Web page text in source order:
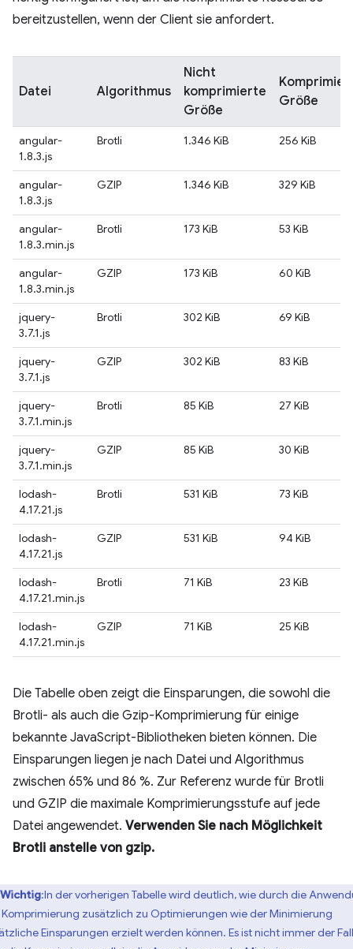
bereitzustellen, wenn der Client sie anfordert.
Datei Algorithmus
Nicht
komprimierte
Größe
Größe
angular-
1.8.3.js
Brotli 1.346 KiB 256 KiB
angular-
1.8.3.js
GZIP 1.346 KiB 329 KiB
angular-
1.8.3.min.js
Brotli 173 KiB 53 KiB
angular-
1.8.3.min.js
GZIP 173 KiB 60 KiB
jquery-
3.7.1.js
Brotli 302 KiB 69 KiB
jquery-
3.7.1.js
GZIP 302 KiB 83 KiB
jquery-
3.7.1.min.js
Brotli 85 KiB 27 KiB
jquery-
3.7.1.min.js
GZIP 85 KiB 30 KiB
lodash-
4.17.21.js
Brotli 531 KiB 73 KiB
lodash-
4.17.21.js
GZIP 531 KiB 94 KiB
lodash-
4.17.21.min.js
Brotli 71 KiB 23 KiB
lodash-
4.17.21.min.js
GZIP 71 KiB 25 KiB
Die Tabelle oben zeigt die Einsparungen, die sowohl die
Brotli- als auch die Gzip-Komprimierung für einige
bekannte JavaScript-Bibliotheken bieten können. Die
Einsparungen liegen je nach Datei und Algorithmus
zwischen 65% und 86 %. Zur Referenz wurde für Brotli
und GZIP die maximale Komprimierungsstufe auf jede
Datei angewendet. Verwenden Sie nach Möglichkeit
Brotli anstelle von gzip.
Wichtig:In der vorherigen Tabelle wird deutlich, wie durch die
Komprimierung zusätzlich zu Optimierungen wie der Minimierung
Einsparungen erzielt werden können. Es ist nicht immer der